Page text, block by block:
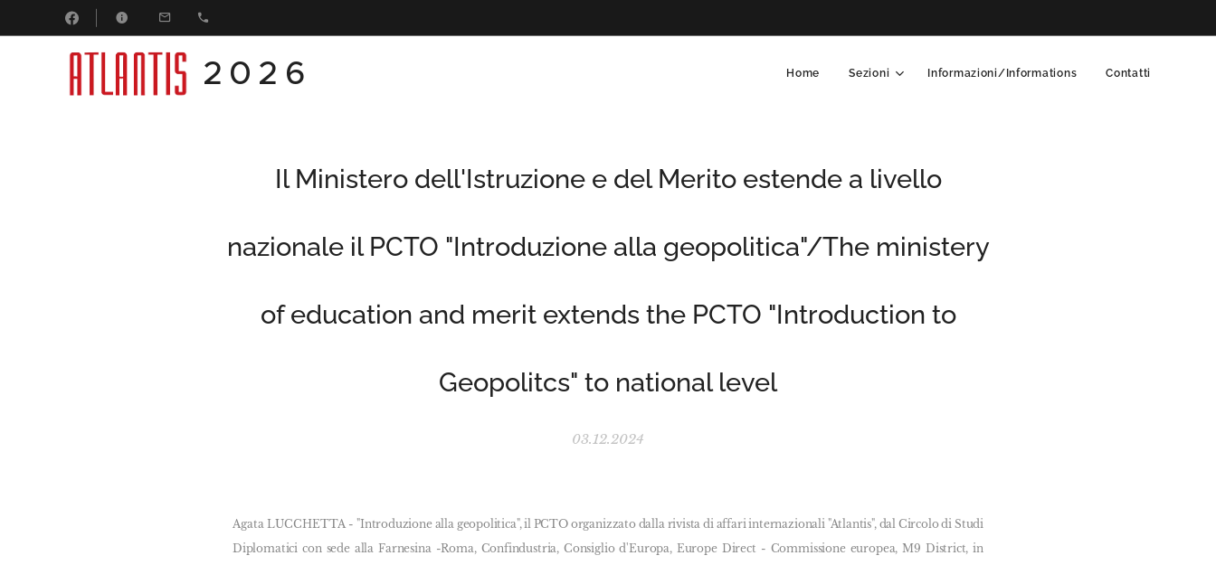
2026 Home Sezioni Informazioni/Informations Contatti
Il Ministero dell'Istruzione e del Merito estende a livello
nazionale il PCTO "Introduzione alla geopolitica"/The ministery
of education and merit extends the PCTO "Introduction to
Geopolitcs" to national level
03.12.2024
Agata LUCCHETTA - "Introduzione alla geopolitica", il PCTO organizzato dalla rivista di affari internazionali "Atlantis", dal Circolo di Studi
Diplomatici con sede alla Farnesina -Roma, Confindustria, Consiglio d'Europa, Europe Direct - Commissione europea, M9 District, in